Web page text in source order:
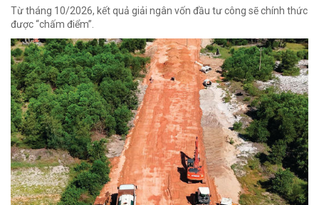
Từ tháng 10/2026, kết quả giải ngân vốn đầu tư công sẽ chính thức
được “chấm điểm”.